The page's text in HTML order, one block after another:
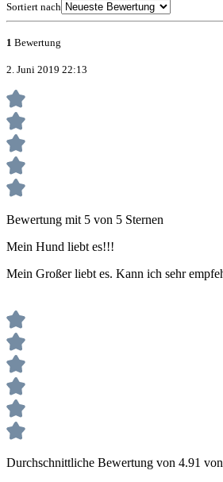
Sortiert nach
1 Bewertung
2. Juni 2019 22:13
Bewertung mit 5 von 5 Sternen
Mein Hund liebt es!!!
Mein Großer liebt es. Kann ich sehr
Durchschnittliche Bewertung von 4.91